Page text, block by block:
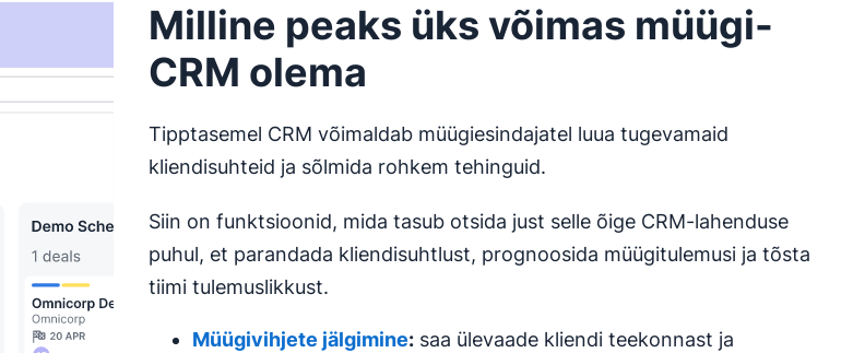
Milline peaks üks võimas müügi-
CRM olema
Tipptasemel CRM võimaldab müügiesindajatel luua tugevamaid
kliendisuhteid ja sõlmida rohkem tehinguid.
Siin on funktsioonid, mida tasub otsida just selle õige CRM-lahenduse
puhul, et parandada kliendisuhtlust, prognoosida müügitulemusi ja tõsta
tiimi tulemuslikkust.
Müügivihjete jälgimine: saa ülevaade kliendi teekonnast ja